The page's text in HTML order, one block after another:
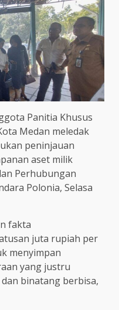
Panitia Khusus
Medan meledak
peninjauan
aset milik
Perhubungan
Polonia, Selasa
fakta
juta rupiah per
menyimpan
yang justru
binatang berbisa,